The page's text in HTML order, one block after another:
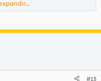
nada!
cosa, no emprendas,
curro aunque no sea gran
así puedes pedir alguna
#13